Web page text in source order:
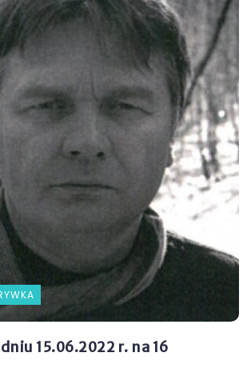
15.06.2022 r. na 16